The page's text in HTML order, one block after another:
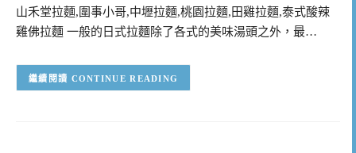
山禾堂拉麵,圍事小哥,中壢拉麵,桃園拉麵,田雞拉麵,泰式酸辣
雞佛拉麵 一般的日式拉麵除了各式的美味湯頭之外，最…
CONTINUE READING